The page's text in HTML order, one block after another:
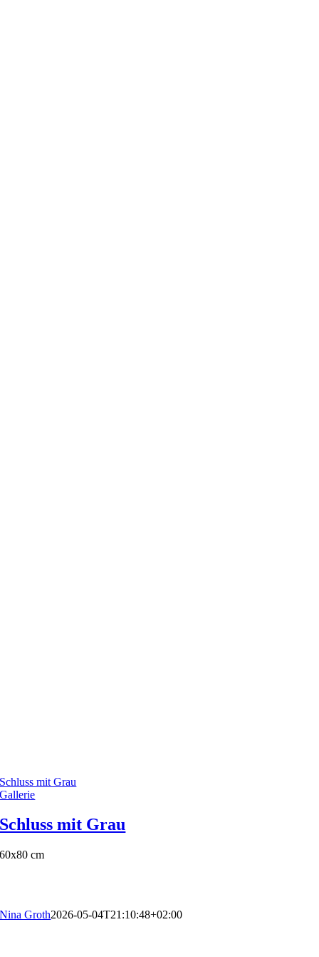
Schluss mit Grau
Gallerie
Schluss mit Grau
60x80 cm
Nina Groth2026-05-04T21:10:48+02:00